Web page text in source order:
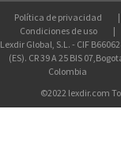
Política de privacidad
Condiciones de uso
Lexdir Global, S.L. - CIF
(ES). CR 39 A 25 BIS
Colombia
©2022 lexdir.com